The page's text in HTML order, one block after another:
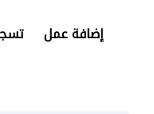
إضافة عمل